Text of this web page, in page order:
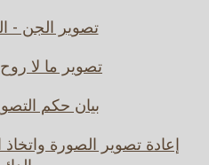
تصوير الجن -
تصوير ما لا
بيان حكم
إعادة تصوير الصورة